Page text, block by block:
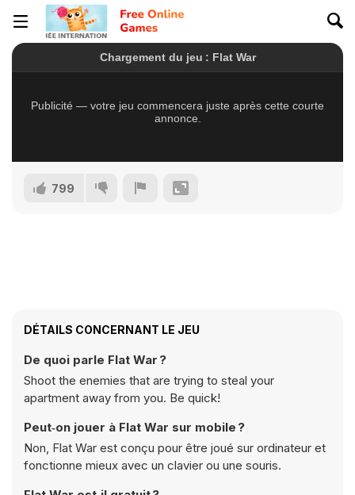
799
DÉTAILS CONCERNANT LE JEU
De quoi parle Flat War ?
Shoot the enemies that are trying to steal your
apartment away from you. Be quick!
Peut‑on jouer à Flat War sur mobile ?
Non, Flat War est conçu pour être joué sur ordinateur et
fonctionne mieux avec un clavier ou une souris.